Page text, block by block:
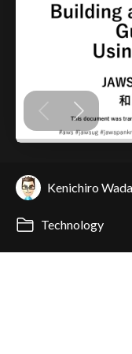
Kenichiro Wada
Technology